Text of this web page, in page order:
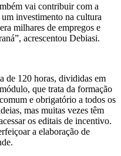
vai contribuir com a
investimento na cultura
milhares de empregos e
acrescentou Debiasi.
de 120 horas, divididas em
que trata da formação
e obrigatório a todos os
mas muitas vezes têm
os editais de incentivo.
a elaboração de